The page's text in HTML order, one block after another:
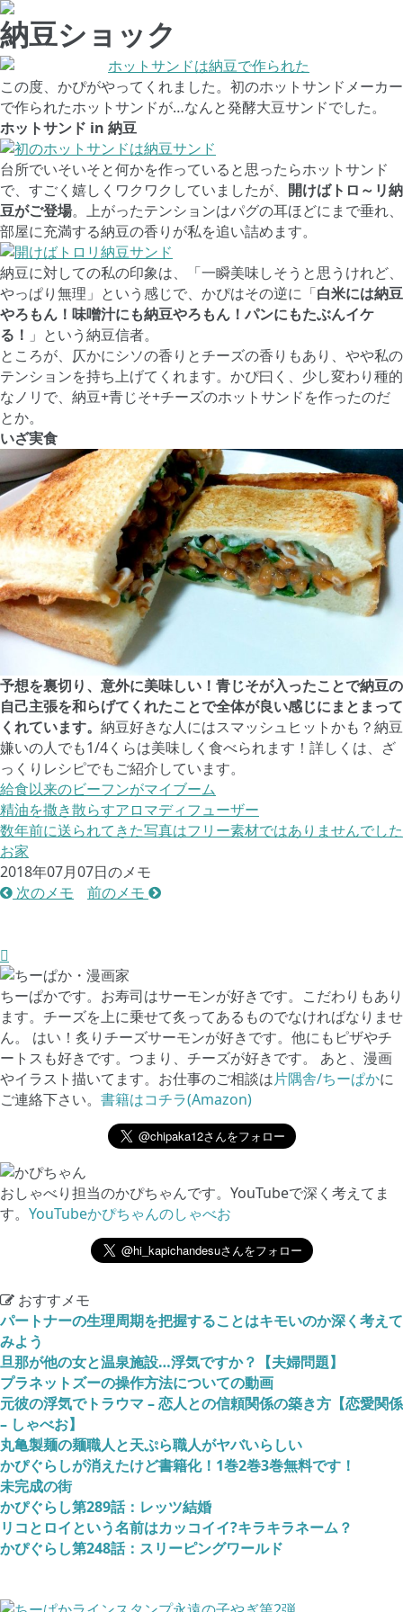
納豆ショック
この度、かぴがやってくれました。初のホットサンドメーカー
で作られたホットサンドが…なんと発酵大豆サンドでした。
ホットサンド in 納豆
台所でいそいそと何かを作っていると思ったらホットサンド
で、すごく嬉しくワクワクしていましたが、 開けばトロ～リ納
豆がご登場。上がったテンションはパグの耳ほどにまで垂れ、
部屋に充満する納豆の香りが私を追い詰めます。
納豆に対しての私の印象は、「一瞬美味しそうと思うけれど、
やっぱり無理」という感じで、かぴはその逆に「白米には納豆
やろもん！味噌汁にも納豆やろもん！パンにもたぶんイケ
る！ 」という納豆信者。
ところが、仄かにシソの香りとチーズの香りもあり、やや私の
テンションを持ち上げてくれます。かぴ曰く、少し変わり種的
なノリで、納豆+青じそ+チーズのホットサンドを作ったのだ
とか。
いざ実食
予想を裏切り、意外に美味しい！青じそが入ったことで納豆の
自己主張を和らげてくれたことで全体が良い感じにまとまって
くれています。 納豆好きな人にはスマッシュヒットかも？納豆
嫌いの人でも1/4くらは美味しく食べられます！詳しくは、ざ
っくりレシピでもご紹介しています。
給食以来のビーフンがマイブーム
精油を撒き散らすアロマディフューザー
数年前に送られてきた写真はフリー素材ではありませんでした
お家
2018年07月07日のメモ
次のメモ
前のメモ
ちーぱかです。お寿司はサーモンが好きです。こだわりもあり
ます。チーズを上に乗せて炙ってあるものでなければなりませ
ん。 はい！炙りチーズサーモンが好きです。他にもピザやチ
ートスも好きです。つまり、チーズが好きです。 あと、漫画
やイラスト描いてます。お仕事のご相談は片隅舎/ちーぱかに
ご連絡下さい。 書籍はコチラ(Amazon)
おしゃべり担当のかぴちゃんです。YouTubeで深く考えてま
す。 YouTubeかぴちゃんのしゃべお
おすすメモ
パートナーの生理周期を把握することはキモいのか深く考えて
みよう
旦那が他の女と温泉施設…浮気ですか？【夫婦問題】
プラネットズーの操作方法についての動画
元彼の浮気でトラウマ – 恋人との信頼関係の築き方【恋愛関係
– しゃべお】
丸亀製麺の麺職人と天ぷら職人がヤバいらしい
かぴぐらしが消えたけど書籍化！1巻2巻3巻無料です！
未完成の街
かぴぐらし第289話：レッツ結婚
リコとロイという名前はカッコイイ?キラキラネーム？
かぴぐらし第248話：スリーピングワールド